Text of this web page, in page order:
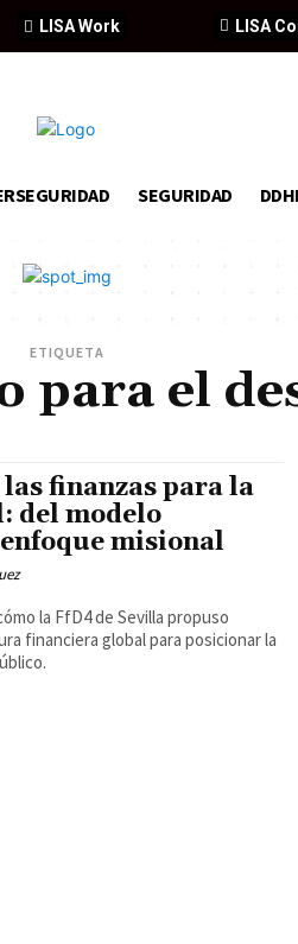
LISA
LISA Work
SEGURIDAD
ETIQUETA
para el
finanzas para la
del modelo
misional
la FfD4 de Sevilla propuso
financiera global para posicionar la